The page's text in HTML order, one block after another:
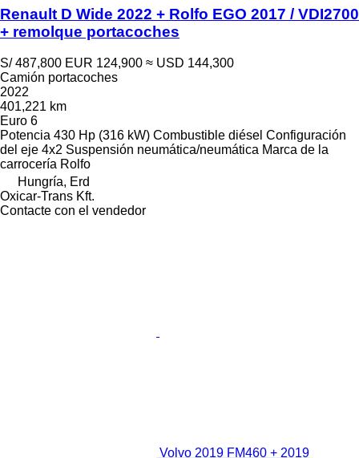
Renault D Wide 2022 + Rolfo EGO 2017 / VDI2700
+ remolque portacoches
S/ 487,800 EUR 124,900 ≈ USD 144,300
Camión portacoches
2022
401,221 km
Euro 6
Potencia 430 Hp (316 kW) Combustible diésel Configuración
del eje 4x2 Suspensión neumática/neumática Marca de la
carrocería Rolfo
Hungría, Erd
Oxicar-Trans Kft.
Contacte con el vendedor
Volvo 2019 FM460 + 2019